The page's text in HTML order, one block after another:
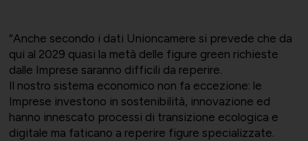
“Anche secondo i dati Unioncamere si prevede che da
qui al 2029 quasi la metà delle figure green richieste
dalle Imprese saranno difficili da reperire.
Il nostro sistema economico non fa eccezione: le
Imprese investono in sostenibilità, innovazione ed
hanno innescato processi di transizione ecologica e
digitale ma faticano a reperire figure specializzate.
Bilateralità
UNIONTRASPORTI
Export e commerciale